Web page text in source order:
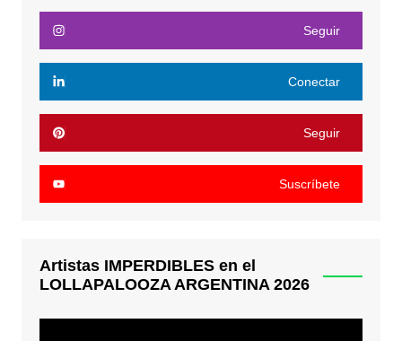
Seguir
Conectar
Seguir
Suscríbete
Artistas IMPERDIBLES en el
LOLLAPALOOZA ARGENTINA 2026